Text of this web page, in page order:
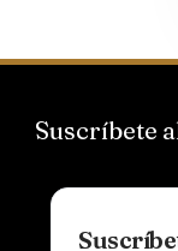
Suscríbete